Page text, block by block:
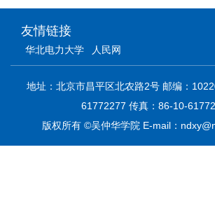
友情链接
华北电力大学 人民网
地址：北京市昌平区北农路2号 邮编：
61772277 传真：86-10-
版权所有 ©吴仲华学院 E-mail：